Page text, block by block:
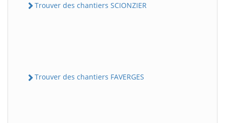
Trouver des chantiers SCIONZIER
Trouver des chantiers FAVERGES